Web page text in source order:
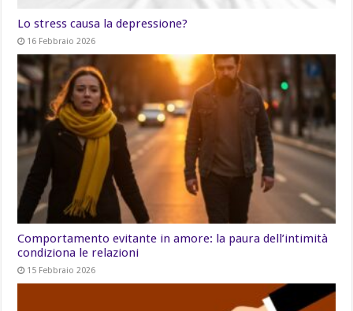
Lo stress causa la depressione?
16 Febbraio 2026
Comportamento evitante in amore: la paura dell’intimità
condiziona le relazioni
15 Febbraio 2026